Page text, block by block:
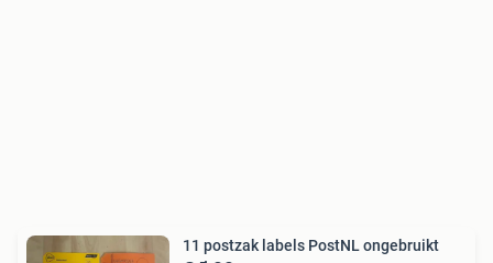
11 postzak labels PostNL ongebruikt